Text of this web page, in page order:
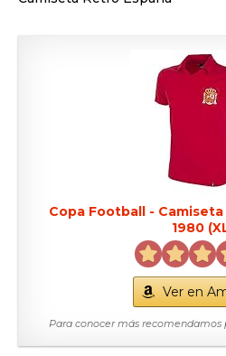
Copa Football -
1980
Ver en
Para conocer más recomendamos